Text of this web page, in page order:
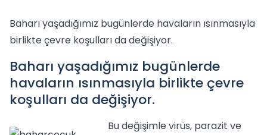
Baharı yaşadığımız bugünlerde havaların ısınmasıyla
birlikte çevre koşulları da değişiyor.
Baharı yaşadığımız bugünlerde
havaların ısınmasıyla birlikte çevre
koşulları da değişiyor.
Bu değişimle virüs, parazit ve